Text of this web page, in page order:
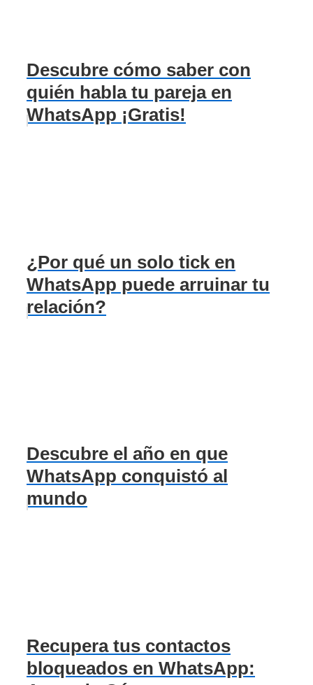
Descubre cómo saber con
quién habla tu pareja en
WhatsApp ¡Gratis!
¿Por qué un solo tick en
WhatsApp puede arruinar tu
relación?
Descubre el año en que
WhatsApp conquistó al
mundo
Recupera tus contactos
bloqueados en WhatsApp: